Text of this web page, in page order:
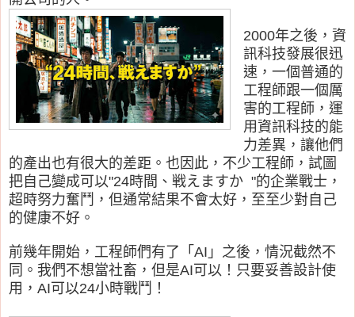
2000年之後，資
訊科技發展很迅
速，一個普通的
工程師跟一個厲
害的工程師，運
用資訊科技的能
力差異，讓他們
的產出也有很大的差距。也因此，不少工程師，試圖
把自己變成可以"24時間、戦えますか "的企業戰士，
超時努力奮鬥，但通常結果不會太好，至至少對自己
的健康不好。
前幾年開始，工程師們有了「AI」之後，情況截然不
同。我們不想當社畜，但是AI可以！只要妥善設計使
用，AI可以24小時戰鬥！